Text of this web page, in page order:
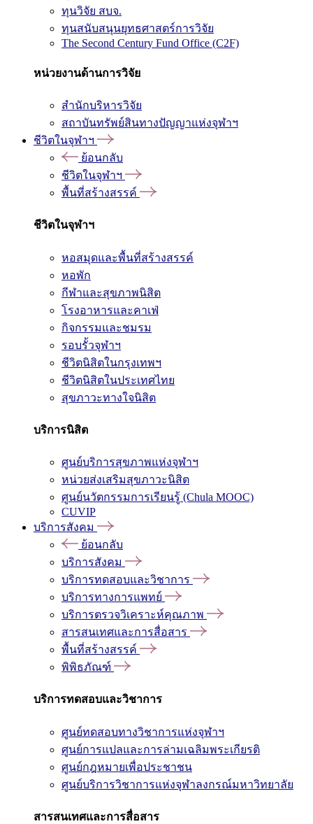
ทุนวิจัย สบจ.
ทุนสนับสนุนยุทธศาสตร์การวิจัย
The Second Century Fund Office (C2F)
หน่วยงานด้านการวิจัย
สำนักบริหารวิจัย
สถาบันทรัพย์สินทางปัญญาแห่งจุฬาฯ
ชีวิตในจุฬาฯ
ย้อนกลับ
ชีวิตในจุฬาฯ
พื้นที่สร้างสรรค์
ชีวิตในจุฬาฯ
หอสมุดและพื้นที่สร้างสรรค์
หอพัก
กีฬาและสุขภาพนิสิต
โรงอาหารและคาเฟ่
กิจกรรมและชมรม
รอบรั้วจุฬาฯ
ชีวิตนิสิตในกรุงเทพฯ
ชีวิตนิสิตในประเทศไทย
สุขภาวะทางใจนิสิต
บริการนิสิต
ศูนย์บริการสุขภาพแห่งจุฬาฯ
หน่วยส่งเสริมสุขภาวะนิสิต
ศูนย์นวัตกรรมการเรียนรู้ (Chula MOOC)
CUVIP
บริการสังคม
ย้อนกลับ
บริการสังคม
บริการทดสอบและวิชาการ
บริการทางการแพทย์
บริการตรวจวิเคราะห์คุณภาพ
สารสนเทศและการสื่อสาร
พื้นที่สร้างสรรค์
พิพิธภัณฑ์
บริการทดสอบและวิชาการ
ศูนย์ทดสอบทางวิชาการแห่งจุฬาฯ
ศูนย์การแปลและการล่ามเฉลิมพระเกียรติ
ศูนย์กฎหมายเพื่อประชาชน
ศูนย์บริการวิชาการแห่งจุฬาลงกรณ์มหาวิทยาลัย
สารสนเทศและการสื่อสาร